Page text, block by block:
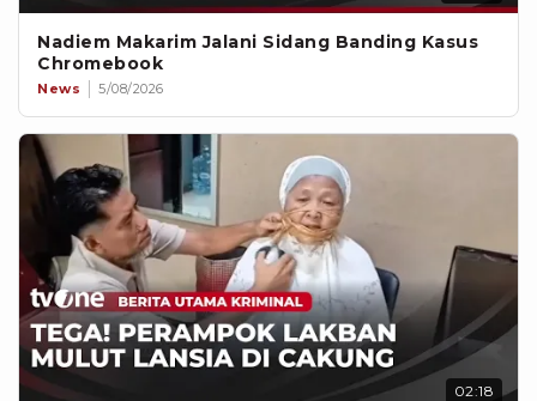
Nadiem Makarim Jalani Sidang Banding Kasus
Chromebook
News 5/08/2026
02:18